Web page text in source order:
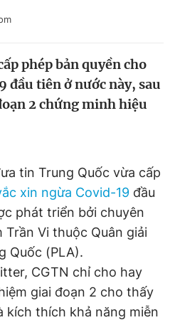
Magazine
Liên hệ quảng cáo
thoại
phép bản quyền cho
đầu tiên ở nước này, sau
2 chứng minh hiệu
tin Trung Quốc vừa cấp
xin ngừa Covid-19 đầu
phát triển bởi chuyên
Vi thuộc Quân giải
Quốc (PLA).
CGTN chỉ cho hay
giai đoạn 2 cho thấy
kích thích khả năng miễn